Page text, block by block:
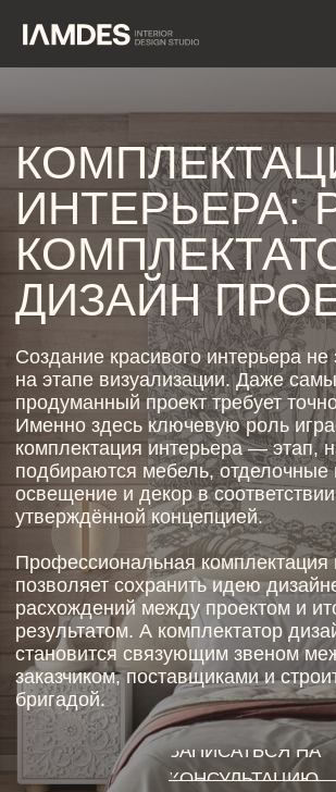
КОМПЛЕКТАЦИЯ
ИНТЕРЬЕРА: РОЛЬ
КОМПЛЕКТАТОРА
ДИЗАЙН ПРОЕКТОВ
Создание красивого интерьера не заканчивается
на этапе визуализации. Даже самый
продуманный проект требует точной реализации.
Именно здесь ключевую роль играет
комплектация интерьера — этап, на котором
подбираются мебель, отделочные материалы,
освещение и декор в соответствии с
утверждённой концепцией.
Профессиональная комплектация мебелью
позволяет сохранить идею дизайнера и избежать
расхождений между проектом и итоговым
результатом. А комплектатор дизайн проектов
становится связующим звеном между
заказчиком, поставщиками и строительной
бригадой.
ЗАПИСАТЬСЯ НА
КОНСУЛЬТАЦИЮ
ЧТО ВКЛЮЧАЕТ
КОМПЛЕКТАЦИЯ
ИНТЕРЬЕРА